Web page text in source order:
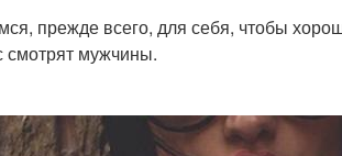
прежде всего, для себя, чтобы
смотрят мужчины.